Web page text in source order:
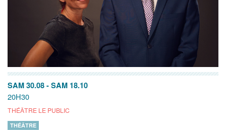
SAM 30.08 - SAM 18.10
20H30
THÉÂTRE LE PUBLIC
THÉÂTRE